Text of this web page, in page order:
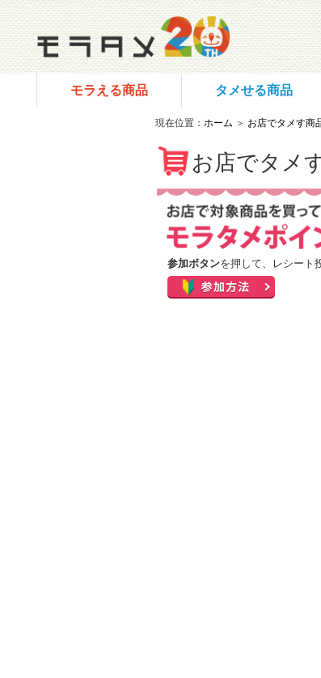
モラえる商品 タメせる商品
現在位置： ホーム ＞ お店でタメす商
お店でタメす
参加ボタンを押して、レシート